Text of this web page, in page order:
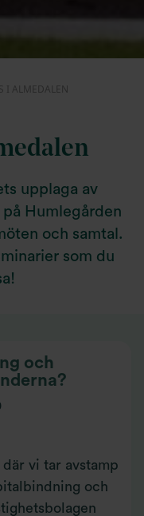
I ALMEDALEN
upplaga av
Humlegården
och samtal.
som du
och
vi tar avstamp
och